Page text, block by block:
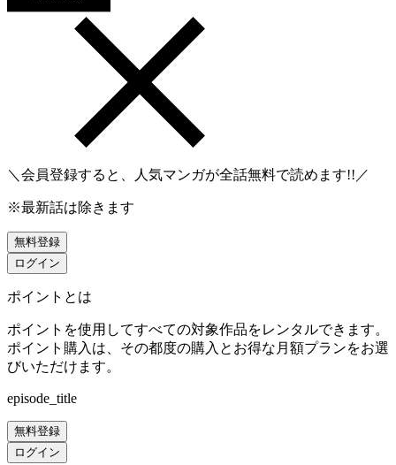
＼会員登録すると、人気マンガが全話無料で読めます!!／
※最新話は除きます
無料登録
ログイン
ポイントとは
ポイントを使用してすべての対象作品をレンタルできます。
ポイント購入は、その都度の購入とお得な月額プランをお選
びいただけます。
episode_title
無料登録
ログイン